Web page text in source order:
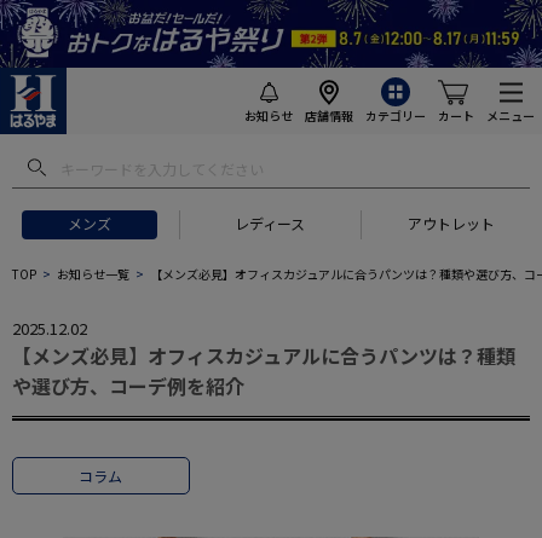
お知らせ 店舗情報 カテゴリー カート メニュー
メンズ レディース アウトレット
TOP お知らせ一覧 【メンズ必見】オフィスカジュアルに合うパンツは？種類や選び方、コ
2025.12.02
【メンズ必見】オフィスカジュアルに合うパンツは？種類
や選び方、コーデ例を紹介
コラム